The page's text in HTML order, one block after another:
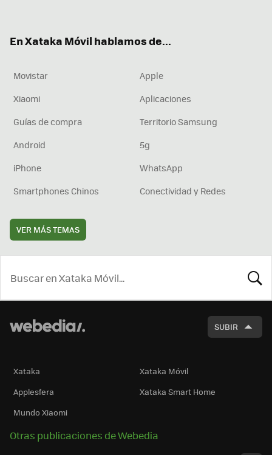
En Xataka Móvil hablamos de...
Movistar
Apple
Xiaomi
Aplicaciones
Guías de compra
Territorio Samsung
Android
5g
iPhone
WhatsApp
Smartphones Chinos
Conectividad y Redes
VER MÁS TEMAS
SUBIR
Xataka
Xataka Móvil
Applesfera
Xataka Smart Home
Mundo Xiaomi
Otras publicaciones de Webedia